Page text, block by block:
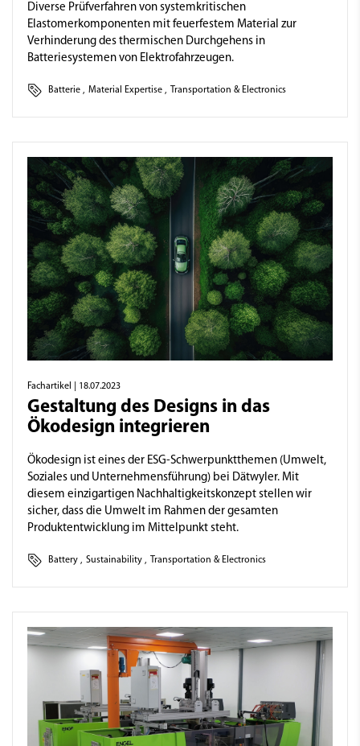
Diverse Prüfverfahren von systemkritischen
Elastomerkomponenten mit feuerfestem Material zur
Verhinderung des thermischen Durchgehens in
Batteriesystemen von Elektrofahrzeugen.
Batterie , Material Expertise , Transportation & Electronics
Fachartikel | 18.07.2023
Gestaltung des Designs in das
Ökodesign integrieren
Ökodesign ist eines der ESG-Schwerpunktthemen (Umwelt,
Soziales und Unternehmensführung) bei Dätwyler. Mit
diesem einzigartigen Nachhaltigkeitskonzept stellen wir
sicher, dass die Umwelt im Rahmen der gesamten
Produktentwicklung im Mittelpunkt steht.
Battery , Sustainability , Transportation & Electronics